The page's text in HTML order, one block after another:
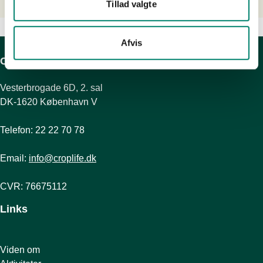
Tillad valgte
Afvis
CropLife Danmark
Vesterbrogade 6D, 2. sal
DK-1620 København V
Telefon: 22 22 70 78
Email: info@croplife.dk
CVR: 76675112
Links
Viden om